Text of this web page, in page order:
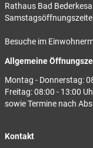
Rathaus Bad
Besuche im
Allgemeine
Montag - Donnerstag:
Freitag: 08:00 - 13:00
sowie Termine nach
Kontakt